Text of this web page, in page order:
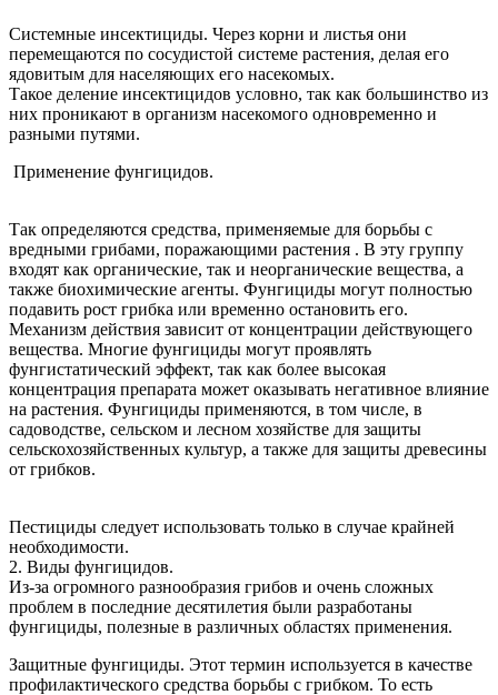
Системные инсектициды. Через корни и листья они
перемещаются по сосудистой системе растения, делая его
ядовитым для населяющих его насекомых.
Такое деление инсектицидов условно, так как большинство из
них проникают в организм насекомого одновременно и
разными путями.
Применение фунгицидов.
Так определяются средства, применяемые для борьбы с
вредными грибами, поражающими растения . В эту группу
входят как органические, так и неорганические вещества, а
также биохимические агенты. Фунгициды могут полностью
подавить рост грибка или временно остановить его.
Механизм действия зависит от концентрации действующего
вещества. Многие фунгициды могут проявлять
фунгистатический эффект, так как более высокая
концентрация препарата может оказывать негативное влияние
на растения. Фунгициды применяются, в том числе, в
садоводстве, сельском и лесном хозяйстве для защиты
сельскохозяйственных культур, а также для защиты древесины
от грибков.
Пестициды следует использовать только в случае крайней
необходимости.
2. Виды фунгицидов.
Из-за огромного разнообразия грибов и очень сложных
проблем в последние десятилетия были разработаны
фунгициды, полезные в различных областях применения.
Защитные фунгициды. Этот термин используется в качестве
профилактического средства борьбы с грибком. То есть